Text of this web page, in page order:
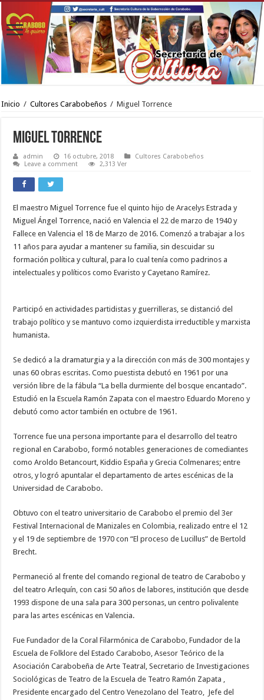
Inicio / Cultores Carabobeños / Miguel Torrence
Miguel Torrence
admin 16 octubre, 2018
Cultores Carabobeños
Leave a comment
2,313 Ver
El maestro Miguel Torrence fue el quinto hijo de Aracelys Estrada y
Miguel Ángel Torrence, nació en Valencia el 22 de marzo de 1940 y
Fallece en Valencia el 18 de Marzo de 2016. Comenzó a trabajar a los
11 años para ayudar a mantener su familia, sin descuidar su
formación política y cultural, para lo cual tenía como padrinos a
intelectuales y políticos como Evaristo y Cayetano Ramírez.
Participó en actividades partidistas y guerrilleras, se distanció del
trabajo político y se mantuvo como izquierdista irreductible y marxista
humanista.
Se dedicó a la dramaturgia y a la dirección con más de 300 montajes y
unas 60 obras escritas. Como puestista debutó en 1961 por una
versión libre de la fábula “La bella durmiente del bosque encantado”.
Estudió en la Escuela Ramón Zapata con el maestro Eduardo Moreno y
debutó como actor también en octubre de 1961.
Torrence fue una persona importante para el desarrollo del teatro
regional en Carabobo, formó notables generaciones de comediantes
como Aroldo Betancourt, Kiddio España y Grecia Colmenares; entre
otros, y logró apuntalar el departamento de artes escénicas de la
Universidad de Carabobo.
Obtuvo con el teatro universitario de Carabobo el premio del 3er
Festival Internacional de Manizales en Colombia, realizado entre el 12
y el 19 de septiembre de 1970 con “El proceso de Lucillus” de Bertold
Brecht.
Permaneció al frente del comando regional de teatro de Carabobo y
del teatro Arlequín, con casi 50 años de labores, institución que desde
1993 dispone de una sala para 300 personas, un centro polivalente
para las artes escénicas en Valencia.
Fue Fundador de la Coral Filarmónica de Carabobo, Fundador de la
Escuela de Folklore del Estado Carabobo, Asesor Teórico de la
Asociación Carabobeña de Arte Teatral, Secretario de Investigaciones
Sociológicas de Teatro de la Escuela de Teatro Ramón Zapata ,
Presidente encargado del Centro Venezolano del Teatro, Jefe del